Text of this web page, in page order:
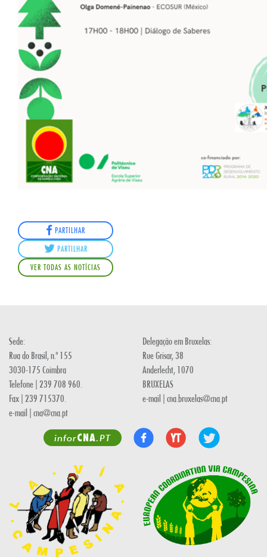
PARTILHAR
PARTILHAR
VER TODAS AS NOTÍCIAS
Sede:
Rua do Brasil, n.º 155
3030-175 Coimbra
Telefone | 239 708 960.
Fax | 239 715370.
e-mail | cna@cna.pt
Delegação em Bruxelas:
Rue Grisar, 38
Anderlecht, 1070
BRUXELAS
e-mail | cna.bruxelas@cna.pt
inforCNA.PT